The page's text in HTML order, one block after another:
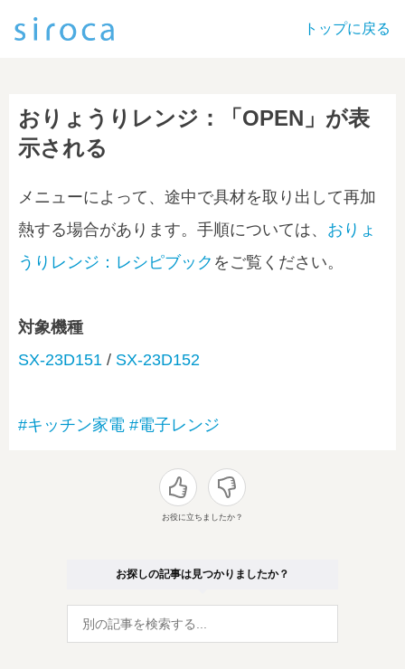
トップに戻る
おりょうりレンジ：「OPEN」が表
示される
メニューによって、途中で具材を取り出して再加
熱する場合があります。手順については、 おりょ
うりレンジ：レシピブック をご覧ください。
対象機種
SX-23D151 / SX-23D152
#キッチン家電 #電子レンジ
お役に立ちましたか？
お探しの記事は見つかりましたか？